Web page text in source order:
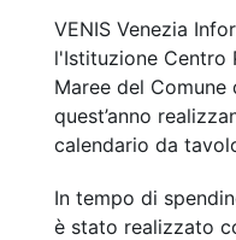
VENIS Venezia
l'Istituzione Centro
Maree del Comune
quest’anno
calendario da
In tempo di
è stato realizzato